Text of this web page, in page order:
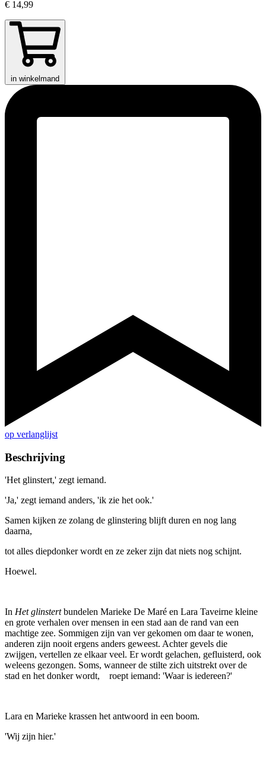
€ 14,99
in winkelmand
op verlanglijst
Beschrijving
'Het glinstert,' zegt iemand.
'Ja,' zegt iemand anders, 'ik zie het ook.'
Samen kijken ze zolang de glinstering blijft duren en nog lang
daarna,
tot alles diepdonker wordt en ze zeker zijn dat niets nog schijnt.
Hoewel.
In Het glinstertbundelen Marieke De Maré en Lara Taveirne kleine
en grote verhalen over mensen in een stad aan de rand van een
machtige zee. Sommigen zijn van ver gekomen om daar te wonen,
anderen zijn nooit ergens anders geweest. Achter gevels die
zwijgen, vertellen ze elkaar veel. Er wordt gelachen, gefluisterd, ook
weleens gezongen. Soms, wanneer de stilte zich uitstrekt over de
stad en het donker wordt, roept iemand: 'Waar is iedereen?'
Lara en Marieke krassen het antwoord in een boom.
'Wij zijn hier.'